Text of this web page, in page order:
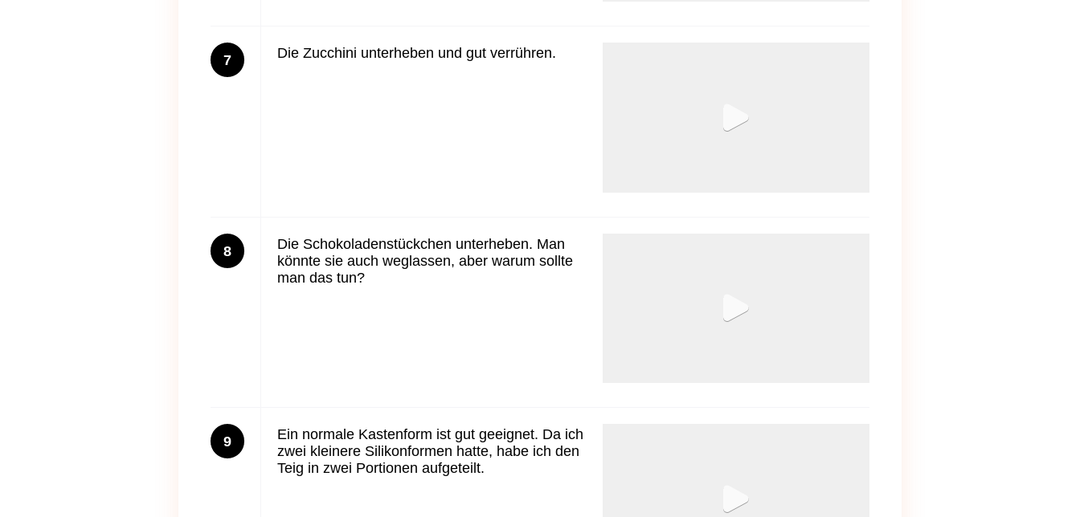
7 Die Zucchini unterheben und gut verrühren.
8
Die Schokoladenstückchen unterheben. Man
könnte sie auch weglassen, aber warum sollte
man das tun?
9
Ein normale Kastenform ist gut geeignet. Da ich
zwei kleinere Silikonformen hatte, habe ich den
Teig in zwei Portionen aufgeteilt.